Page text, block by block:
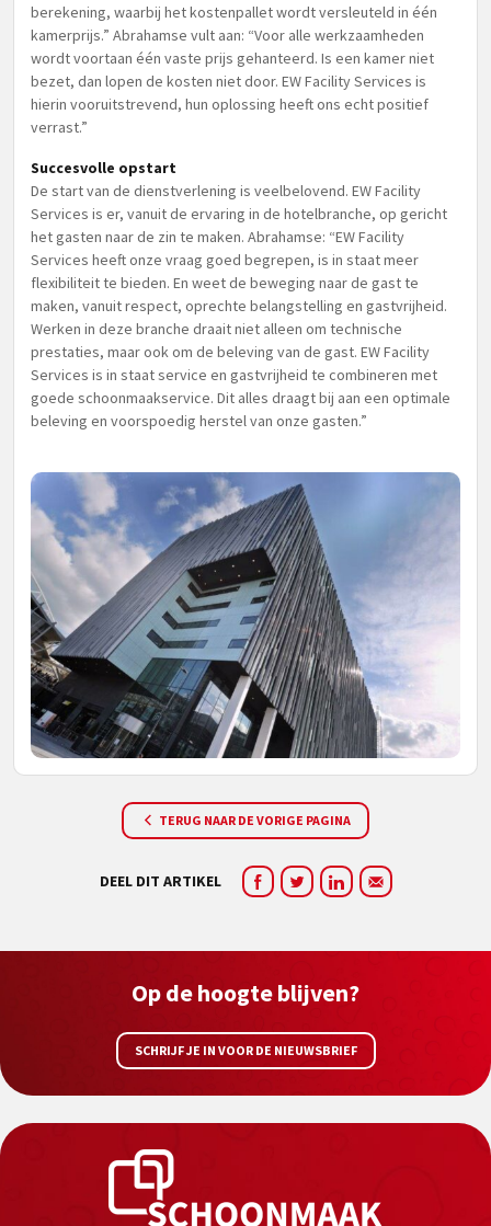
berekening, waarbij het kostenpallet wordt versleuteld in één
kamerprijs.” Abrahamse vult aan: “Voor alle werkzaamheden
wordt voortaan één vaste prijs gehanteerd. Is een kamer niet
bezet, dan lopen de kosten niet door. EW Facility Services is
hierin vooruitstrevend, hun oplossing heeft ons echt positief
verrast.”
Succesvolle opstart
De start van de dienstverlening is veelbelovend. EW Facility
Services is er, vanuit de ervaring in de hotelbranche, op gericht
het gasten naar de zin te maken. Abrahamse: “EW Facility
Services heeft onze vraag goed begrepen, is in staat meer
flexibiliteit te bieden. En weet de beweging naar de gast te
maken, vanuit respect, oprechte belangstelling en gastvrijheid.
Werken in deze branche draait niet alleen om technische
prestaties, maar ook om de beleving van de gast. EW Facility
Services is in staat service en gastvrijheid te combineren met
goede schoonmaakservice. Dit alles draagt bij aan een optimale
beleving en voorspoedig herstel van onze gasten.”
TERUG NAAR DE VORIGE PAGINA
DEEL DIT ARTIKEL
Op de hoogte blijven?
SCHRIJF JE IN VOOR DE NIEUWSBRIEF